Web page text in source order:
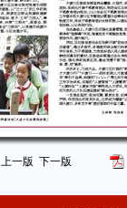
上一版 下一版